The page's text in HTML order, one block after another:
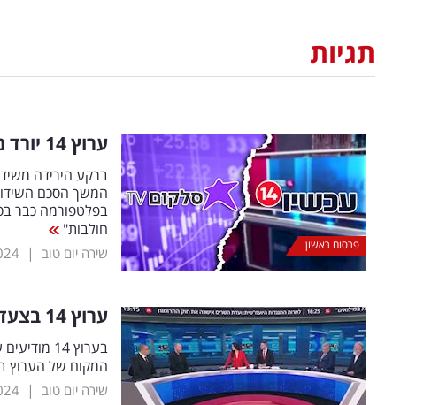
תגיות
פרסום ראשון
ערוץ 14 יורד מהמסכים: לקראת פיצוץ עם סלקום
חולבות"
שירה יום טוב |
ערוץ 14 בצעד מפתיע: זה הסמנכ"ל החדש שנכנס לתפקיד
בערוץ
המקום של הערוץ
שירה יום טוב |